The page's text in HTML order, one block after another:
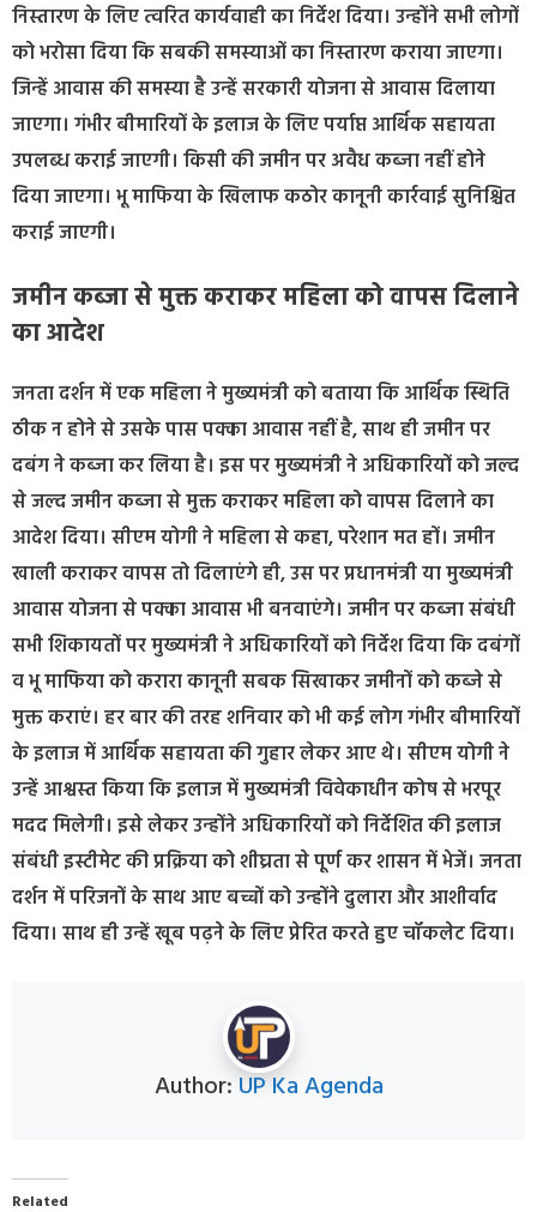
निस्तारण के लिए त्वरित कार्यवाही का निर्देश दिया। उन्होंने सभी लोगों
को भरोसा दिया कि सबकी समस्याओं का निस्तारण कराया जाएगा।
जिन्हें आवास की समस्या है उन्हें सरकारी योजना से आवास दिलाया
जाएगा। गंभीर बीमारियों के इलाज के लिए पर्याप्त आर्थिक सहायता
उपलब्ध कराई जाएगी। किसी की जमीन पर अवैध कब्जा नहीं होने
दिया जाएगा। भू माफिया के खिलाफ कठोर कानूनी कार्रवाई सुनिश्चित
कराई जाएगी।
जमीन कब्जा से मुक्त कराकर महिला को वापस दिलाने
का आदेश
जनता दर्शन में एक महिला ने मुख्यमंत्री को बताया कि आर्थिक स्थिति
ठीक न होने से उसके पास पक्का आवास नहीं है, साथ ही जमीन पर
दबंग ने कब्जा कर लिया है। इस पर मुख्यमंत्री ने अधिकारियों को जल्द
से जल्द जमीन कब्जा से मुक्त कराकर महिला को वापस दिलाने का
आदेश दिया। सीएम योगी ने महिला से कहा, परेशान मत हों। जमीन
खाली कराकर वापस तो दिलाएंगे ही, उस पर प्रधानमंत्री या मुख्यमंत्री
आवास योजना से पक्का आवास भी बनवाएंगे। जमीन पर कब्जा संबंधी
सभी शिकायतों पर मुख्यमंत्री ने अधिकारियों को निर्देश दिया कि दबंगों
व भू माफिया को करारा कानूनी सबक सिखाकर जमीनों को कब्जे से
मुक्त कराएं। हर बार की तरह शनिवार को भी कई लोग गंभीर बीमारियों
के इलाज में आर्थिक सहायता की गुहार लेकर आए थे। सीएम योगी ने
उन्हें आश्वस्त किया कि इलाज में मुख्यमंत्री विवेकाधीन कोष से भरपूर
मदद मिलेगी। इसे लेकर उन्होंने अधिकारियों को निर्देशित की इलाज
संबंधी इस्टीमेट की प्रक्रिया को शीघ्रता से पूर्ण कर शासन में भेजें। जनता
दर्शन में परिजनों के साथ आए बच्चों को उन्होंने दुलारा और आशीर्वाद
दिया। साथ ही उन्हें खूब पढ़ने के लिए प्रेरित करते हुए चॉकलेट दिया।
Author: UP Ka Agenda
Related